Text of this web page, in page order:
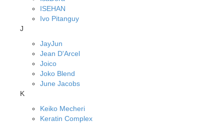
ISEHAN
Ivo Pitanguy
J
JayJun
Jean D'Arcel
Joico
Joko Blend
June Jacobs
K
Keiko Mecheri
Keratin Complex